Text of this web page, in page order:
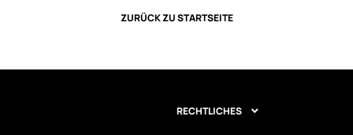
ZURÜCK ZU STARTSEITE
RECHTLICHES 